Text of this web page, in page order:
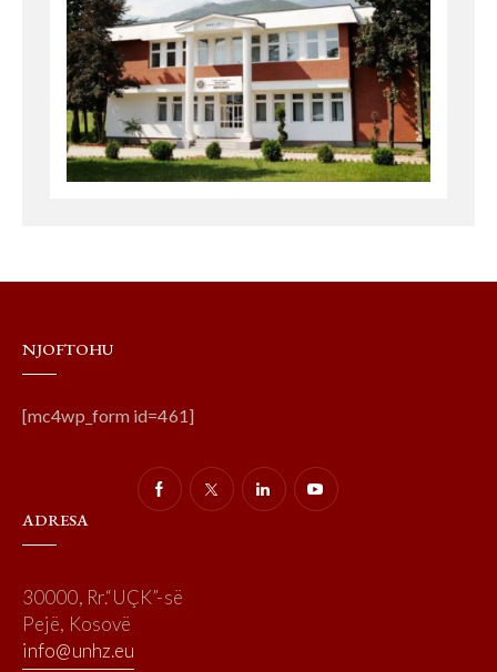
NJOFTOHU
[mc4wp_form id=461]
ADRESA
30000, Rr.“UÇK”-së
Pejë, Kosovë
info@unhz.eu